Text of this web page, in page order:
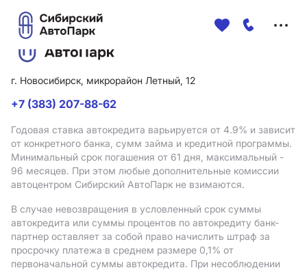
г. Новосибирск, микрорайон Летный, 12
+7 (383) 207-88-62
Годовая ставка автокредита варьируется от 4.9% и зависит
от конкретного банка, сумм займа и кредитной программы.
Минимальный срок погашения от 61 дня, максимальный -
96 месяцев. При этом любые дополнительные комиссии
автоцентром Сибирский АвтоПарк не взимаются.
В случае невозвращения в условленный срок суммы
автокредита или суммы процентов по автокредиту банк-
партнер оставляет за собой право начислить штраф за
просрочку платежа в среднем размере 0,1% от
первоначальной суммы автокредита. При несоблюдении